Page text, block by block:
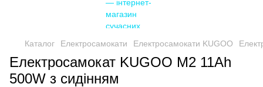
Каталог Електросамокати Електросамокати KUGOO
Електросамокат KUGOO M2 11Ah
500W з сидінням